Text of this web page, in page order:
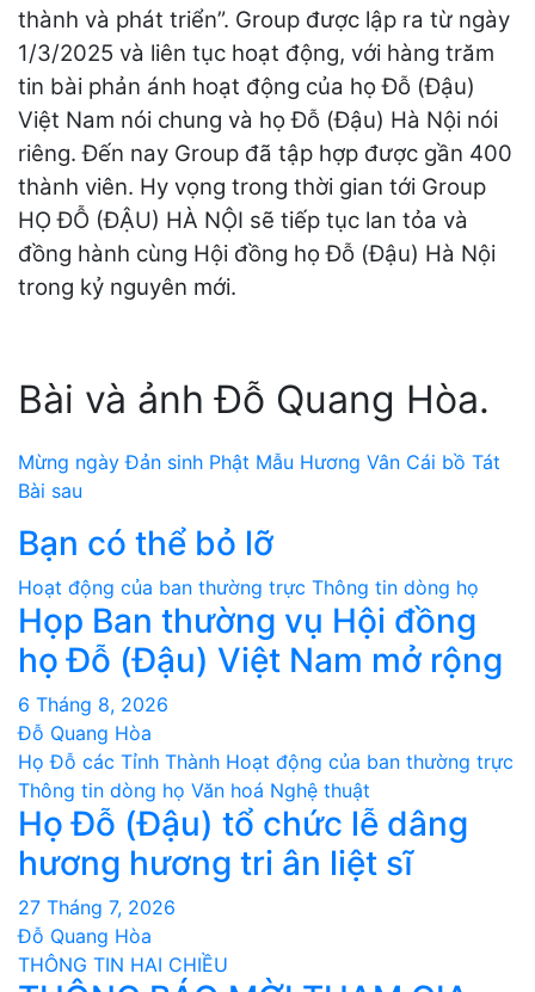
thành và phát triển”. Group được lập ra từ ngày
1/3/2025 và liên tục hoạt động, với hàng trăm
tin bài phản ánh hoạt động của họ Đỗ (Đậu)
Việt Nam nói chung và họ Đỗ (Đậu) Hà Nội nói
riêng. Đến nay Group đã tập hợp được gần 400
thành viên. Hy vọng trong thời gian tới Group
HỌ ĐỖ (ĐẬU) HÀ NỘI sẽ tiếp tục lan tỏa và
đồng hành cùng Hội đồng họ Đỗ (Đậu) Hà Nội
trong kỷ nguyên mới.
Bài và ảnh Đỗ Quang Hòa.
Điều
hướng
bài
viết
Mừng ngày Đản sinh Phật Mẫu Hương Vân Cái bồ Tát
Bài sau
Bạn có thể bỏ lỡ
Hoạt động của ban thường trực Thông tin dòng họ
Họp Ban thường vụ Hội đồng
họ Đỗ (Đậu) Việt Nam mở rộng
6 Tháng 8, 2026
Đỗ Quang Hòa
Họ Đỗ các Tỉnh Thành Hoạt động của ban thường trực
Thông tin dòng họ Văn hoá Nghệ thuật
Họ Đỗ (Đậu) tổ chức lễ dâng
hương hương tri ân liệt sĩ
27 Tháng 7, 2026
Đỗ Quang Hòa
THÔNG TIN HAI CHIỀU